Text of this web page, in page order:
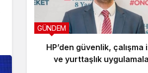
GÜNDEM
HP’den güvenlik, çalışma
ve yurttaşlık